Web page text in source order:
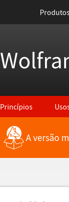
Princípios
A versão